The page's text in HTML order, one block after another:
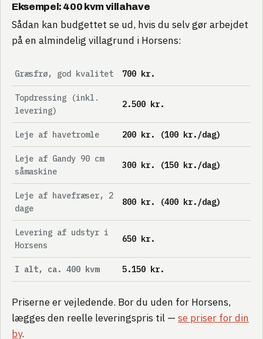
Eksempel: 400 kvm villahave
Sådan kan budgettet se ud, hvis du selv gør arbejdet
på en almindelig villagrund i Horsens:
Græsfrø, god kvalitet 700 kr.
Topdressing (inkl.
levering)
2.500 kr.
Leje af havetromle 200 kr. (100 kr./dag)
Leje af Gandy 90 cm
såmaskine
300 kr. (150 kr./dag)
Leje af havefræser, 2
dage
800 kr. (400 kr./dag)
Levering af udstyr i
Horsens
650 kr.
I alt, ca. 400 kvm 5.150 kr.
Priserne er vejledende. Bor du uden for Horsens,
lægges den reelle leveringspris til —se priser for din
by.